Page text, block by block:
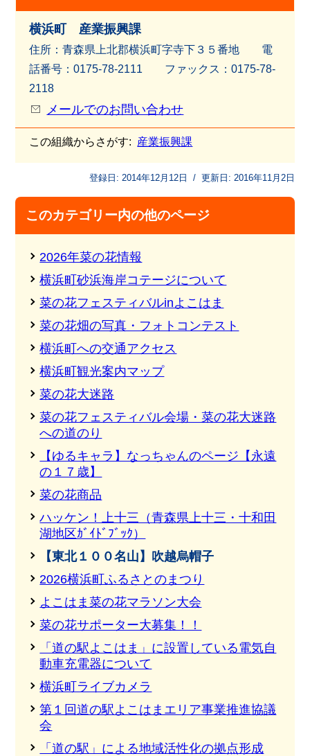
横浜町 産業振興課
住所：青森県上北郡横浜町字寺下３５番地 電
話番号：0175-78-2111 ファッ クス：0175-78-
2118
メールでのお問い合わせ
この組織からさがす: 産業振興課
登録日: 2014年12月12日 / 更新日: 2016年11月2日
このカテゴリー内の他のページ
2026年菜の花情報
横浜町砂浜海岸コテージについて
菜の花フェスティバルinよこはま
菜の花畑の写真・フォトコンテスト
横浜町への交通アクセス
横浜町観光案内マップ
菜の花大迷路
菜の花フェスティバル会場・菜の花大迷路
への道のり
【ゆるキャラ】なっちゃんのページ【永遠
の１７歳】
菜の花商品
ハッケン！上十三（青森県上十三・十和田
湖地区ｶﾞｲﾄﾞﾌﾞｯｸ）
【東北１００名山】吹越烏帽子
2026横浜町ふるさとのまつり
よこはま菜の花マラソン大会
菜の花サポーター大募集！！
「道の駅よこはま」に設置している電気自
動車充電器について
横浜町ライブカメラ
第１回道の駅よこはまエリア事業推進協議
会
「道の駅」による地域活性化の拠点形成